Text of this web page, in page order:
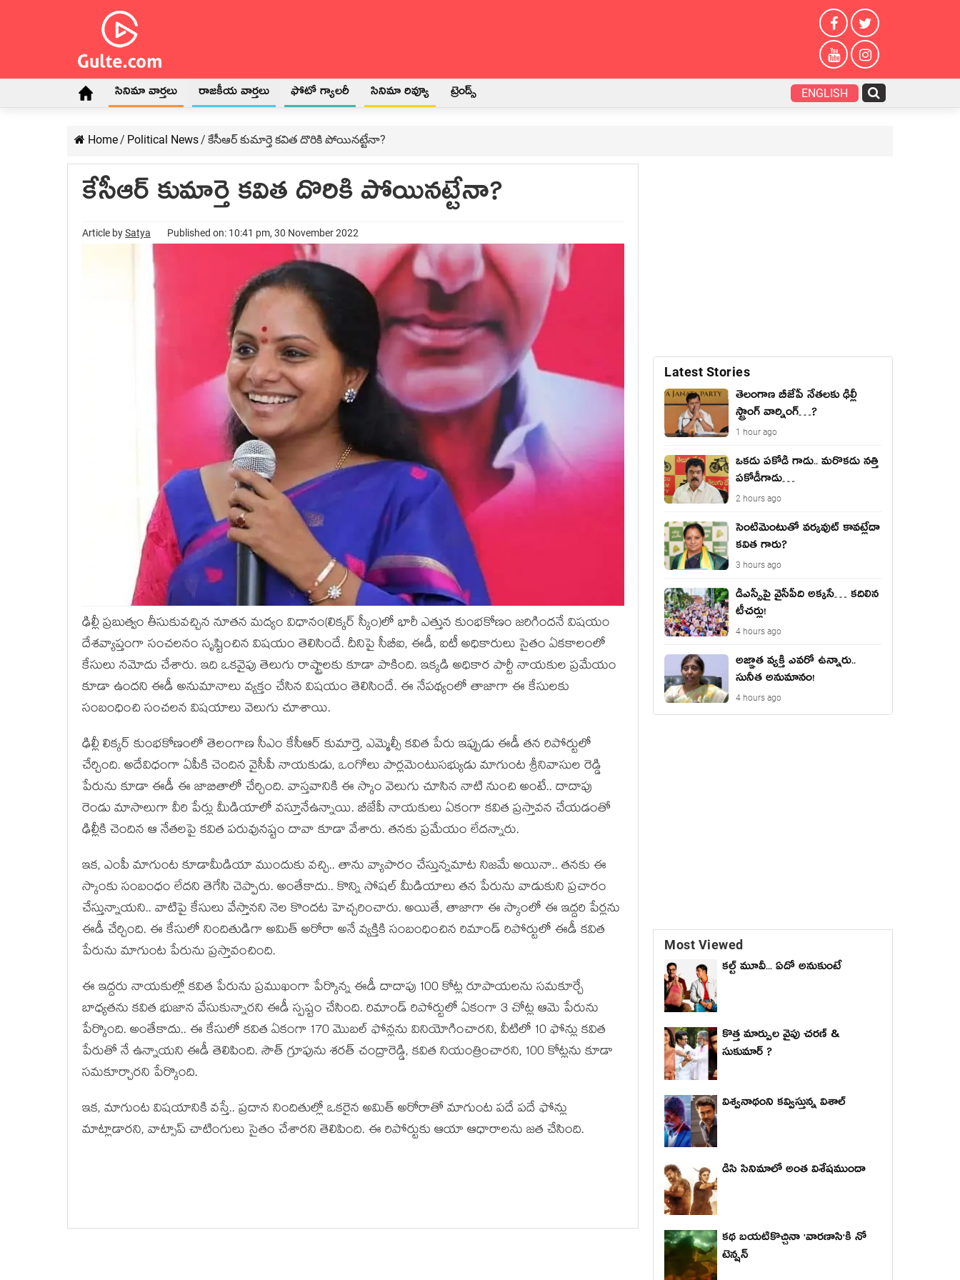
సినిమా వార్తలు రాజకీయ వార్తలు ఫోటో గ్యాలరీ సినిమా రివ్యూ ట్రెండ్స్ ENGLISH
Home/ Political News/ కేసీఆర్ కుమార్తె క‌విత దొరికి పోయినట్టేనా?
కేసీఆర్ కుమార్తె క‌విత దొరికి పోయినట్టేనా?
Article bySatya Published on: 10:41 pm, 30 November 2022
ఢిల్లీ ప్ర‌బుత్వం తీసుకువ‌చ్చిన నూత‌న మ‌ద్యం విధానం(లిక్క‌ర్ స్కీం)లో భారీ ఎత్తున కుంభ‌కోణం జ‌రిగింద‌నే విష‌యం
దేశ‌వ్యాప్తంగా సంచ‌ల‌నం సృష్టించిన విష‌యం తెలిసిందే. దీనిపై సీబీఐ, ఈడీ, ఐటీ అధికారులు సైతం ఏక‌కాలంలో
కేసులు న‌మోదు చేశారు. ఇది ఒక‌వైపు తెలుగు రాష్ట్రాల‌కు కూడా పాకింది. ఇక్క‌డి అధికార పార్టీ నాయ‌కుల ప్ర‌మేయం
కూడా ఉంద‌ని ఈడీ అనుమానాలు వ్య‌క్తం చేసిన విష‌యం తెలిసిందే. ఈ నేప‌థ్యంలో తాజాగా ఈ కేసుల‌కు
సంబంధించి సంచ‌ల‌న విష‌యాలు వెలుగు చూశాయి.
ఢిల్లీ లిక్క‌ర్ కుంభ‌కోణంలో తెలంగాణ సీఎం కేసీఆర్ కుమార్తె, ఎమ్మెల్సీ క‌విత పేరు ఇప్పుడు ఈడీ త‌న రిపోర్టులో
చేర్చింది. అదేవిధంగా ఏపీకి చెందిన వైసీపీ నాయ‌కుడు, ఒంగోలు పార్ల‌మెంటుస‌భ్యుడు మాగుంట శ్రీనివాసుల రెడ్డి
పేరును కూడా ఈడీ ఈ జాబితాలో చేర్చింది. వాస్త‌వానికి ఈ స్కాం వెలుగు చూసిన నాటి నుంచి అంటే.. దాదాపు
రెండు మాసాలుగా వీరి పేర్లు మీడియాలో వ‌స్తూనేఉన్నాయి. బీజేపీ నాయ‌కులు ఏకంగా క‌విత ప్ర‌స్తావ‌న చేయ‌డంతో
ఢిల్లీకి చెందిన ఆ నేత‌ల‌పై క‌విత ప‌రువునష్టం దావా కూడా వేశారు. త‌న‌కు ప్ర‌మేయం లేద‌న్నారు.
ఇక‌, ఎంపీ మాగుంట కూడామీడియా ముందుకు వ‌చ్చి.. తాను వ్యాపారం చేస్తున్న‌మాట నిజ‌మే అయినా.. త‌న‌కు ఈ
స్కాంకు సంబంధం లేద‌ని తెగేసి చెప్పారు. అంతేకాదు.. కొన్ని సోషల్ మీడియాలు త‌న పేరును వాడుకుని ప్ర‌చారం
చేస్తున్నాయ‌ని.. వాటిపై కేసులు వేస్తాన‌ని నెల కొంద‌ట హెచ్చ‌రించారు. అయితే, తాజాగా ఈ స్కాంలో ఈ ఇద్ద‌రి పేర్ల‌ను
ఈడీ చేర్చింది. ఈ కేసులో నిందితుడిగా అమిత్ అరోరా అనే వ్య‌క్తికి సంబంధించిన రిమాండ్ రిపోర్టులో ఈడీ క‌విత
పేరును మాగుంట పేరును ప్ర‌స్తావంచింది.
ఈ ఇద్ద‌రు నాయ‌కుల్లో క‌విత పేరును ప్ర‌ముఖంగా పేర్కొన్న ఈడీ దాదాపు 100 కోట్ల రూపాయ‌ల‌ను స‌మ‌కూర్చే
బాధ్య‌త‌ను క‌విత భుజాన వేసుకున్నార‌ని ఈడీ స్ప‌ష్టం చేసింది. రిమాండ్ రిపోర్టులో ఏకంగా 3 చోట్ల ఆమె పేరును
పేర్కొంది. అంతేకాదు.. ఈ కేసులో క‌విత ఏకంగా 170 మొబ‌ల్ ఫోన్ల‌ను వినియోగించార‌ని, వీటిలో 10 ఫోన్లు క‌విత
పేరుతో నే ఉన్నాయ‌ని ఈడీ తెలిపింది. సౌత్ గ్రూపును శ‌ర‌త్ చంద్రారెడ్డి, క‌విత నియంత్రించార‌ని, 100 కోట్ల‌ను కూడా
స‌మ‌కూర్చార‌ని పేర్కొంది.
ఇక‌, మాగుంట విష‌యానికి వ‌స్తే.. ప్ర‌దాన నిందితుల్లో ఒక‌రైన అమిత్ అరోరాతో మాగుంట ప‌దే ప‌దే ఫోన్లు
మాట్లాడార‌ని, వాట్సాప్ చాటింగులు సైతం చేశార‌ని తెలిపింది. ఈ రిపోర్టుకు ఆయా ఆధారాల‌ను జ‌త చేసింది.
Latest Stories
తెలంగాణ బీజేపీ నేత‌ల‌కు ఢిల్లీ
స్ట్రాంగ్ వార్నింగ్‌…?
1 hour ago
ఒకడు పకోడీ గాడు.. మరొకడు నత్తి
పకోడీగాడు…
2 hours ago
సెంటిమెంటుతో వర్కవుట్ కావట్లేదా
కవిత గారు?
3 hours ago
డీఎస్సీపై వైసీపీది అక్క‌సే… క‌దిలిన
టీచ‌ర్లు!
4 hours ago
అజ్ఞాత వ్యక్తి ఎవరో ఉన్నారు..
సునీత అనుమానం!
4 hours ago
Most Viewed
కల్ట్ మూవీ... ఏదో అనుకుంటే
కొత్త మార్పుల వైపు చరణ్ &
సుకుమార్ ?
విశ్వనాథంని కవ్విస్తున్న విశాల్
డిసి సినిమాలో అంత విశేషముందా
కథ బయటికొచ్చినా 'వారణాసి'కి నో
టెన్షన్